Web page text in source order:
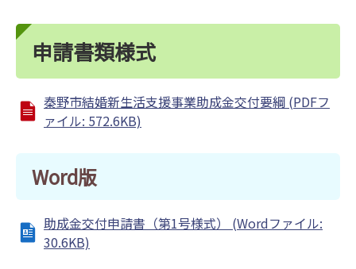
申請書類様式
秦野市結婚新生活支援事業助成金交付要綱 (PDFフ
ァイル: 572.6KB)
Word版
助成金交付申請書（第1号様式） (Wordファイル:
30.6KB)